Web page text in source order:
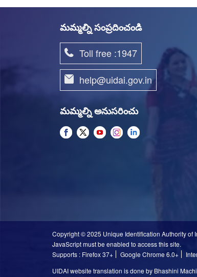
మమ్మల్ని సంప్రదించండి
Toll free :1947
help@uidai.gov.in
మమ్మల్ని అనుసరించు
Copyright © 2025 Unique Identification Authority of
JavaScript must be enabled to access this site.
Supports : Firefox 37+
Google Chrome 6.0+
UIDAI website translation is done by Bhashini